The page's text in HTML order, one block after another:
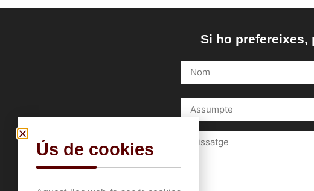
Si ho prefereixes,
Ús de cookies